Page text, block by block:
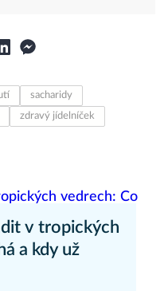
sacharidy
zdravý jídelníček
v tropických
a kdy už